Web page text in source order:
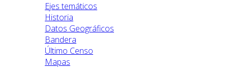
Ejes temáticos
Historia
Datos Geográficos
Bandera
Último Censo
Mapas